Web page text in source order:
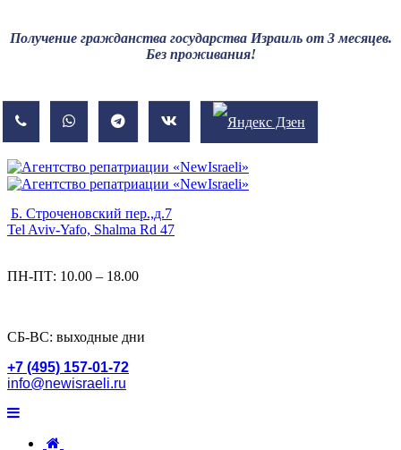
Получение гражданства государства Израиль от 3 месяцев.
Без проживания!
Б. Строченовский пер.,д.7
Tel Aviv-Yafo, Shalma Rd 47
ПН-ПТ: 10.00 – 18.00
СБ-ВС: выходные дни
+7 (495) 157-01-72
info@newisraeli.ru